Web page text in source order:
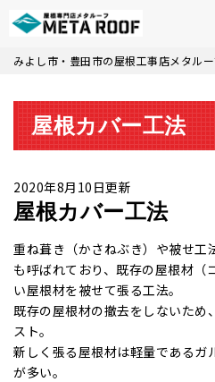
Skip
content
みよし市・豊田市の屋根工事店メタルー
屋根カバー工法
2020年8月10日更新
屋根カバー工法
重ね葺き（かさねぶき）や被せ工
も呼ばれており、既存の屋根材（
い屋根材を被せて張る工法。
既存の屋根材の撤去をしないため
スト。
新しく張る屋根材は軽量であるガ
が多い。